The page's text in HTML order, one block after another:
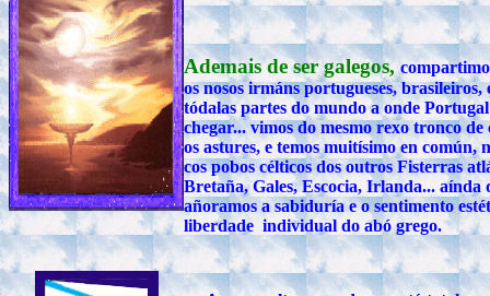
Ademais de ser galegos,
os nosos irmáns portugueses, brasileiros,
tódalas partes do mundo a onde
chegar... vimos do mesmo rexo tronco
os astures, e temos muitísimo en común,
cos pobos célticos dos outros Fisterras
Bretaña, Gales, Escocia, Irlanda... aínda
añoramos a sabiduría e o sentimento
liberdade individual do abó grego.